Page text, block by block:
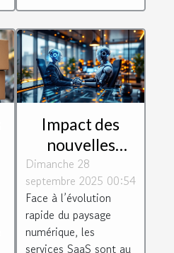
Impact des
nouvelles
régulations
européennes
sur les services
SaaS
Dimanche 28
septembre 2025 00:54
Face à l’évolution
rapide du paysage
numérique, les
services SaaS sont au